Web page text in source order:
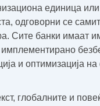
единица
одговорни се
Сите банки имаат
и оптимизација
глобалните и